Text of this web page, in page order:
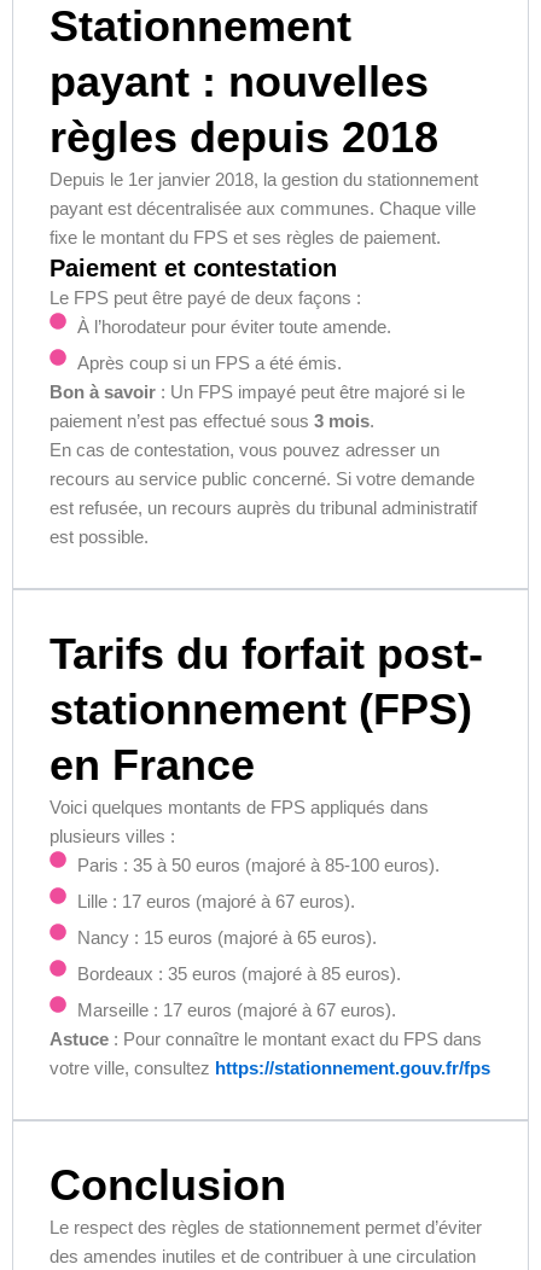
Stationnement
payant : nouvelles
règles depuis 2018
Depuis le 1er janvier 2018, la gestion du stationnement
payant est décentralisée aux communes. Chaque ville
fixe le montant du FPS et ses règles de paiement.
Paiement et contestation
Le FPS peut être payé de deux façons :
À l’horodateur pour éviter toute amende.
Après coup si un FPS a été émis.
Bon à savoir : Un FPS impayé peut être majoré si le
paiement n’est pas effectué sous 3 mois.
En cas de contestation, vous pouvez adresser un
recours au service public concerné. Si votre demande
est refusée, un recours auprès du tribunal administratif
est possible.
Tarifs du forfait post-
stationnement (FPS)
en France
Voici quelques montants de FPS appliqués dans
plusieurs villes :
Paris : 35 à 50 euros (majoré à 85-100 euros).
Lille : 17 euros (majoré à 67 euros).
Nancy : 15 euros (majoré à 65 euros).
Bordeaux : 35 euros (majoré à 85 euros).
Marseille : 17 euros (majoré à 67 euros).
Astuce : Pour connaître le montant exact du FPS dans
votre ville, consultez https://stationnement.gouv.fr/fps
Conclusion
Le respect des règles de stationnement permet d’éviter
des amendes inutiles et de contribuer à une circulation